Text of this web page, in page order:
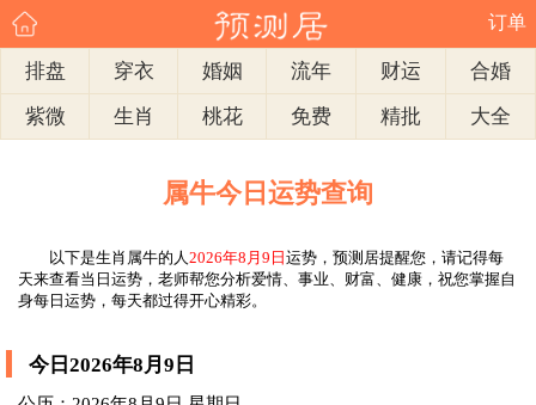
订单
排盘 穿衣 婚姻 流年 财运
合婚
紫微
生肖 桃花 免费 精批 大全
属牛今日运势查询
以下是生肖属牛的人2026年8月9日 运势，预测居提醒您，请记得每
天来查看当日运势，老师帮您分析爱情、事业、财富、健康，祝您掌握自
身每日运势，每天都过得开心精彩。
今日2026年8月9日